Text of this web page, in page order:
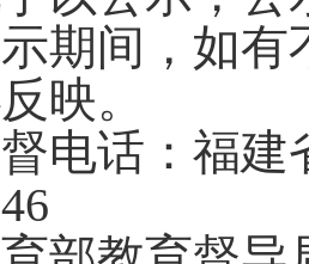
期间，如
映。
话：福建省